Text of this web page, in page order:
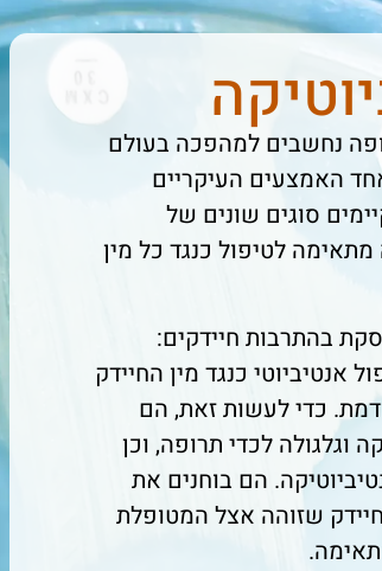
נחשבים למהפכה בעולם
האמצעים העיקריים
סוגים שונים של
מתאימה לטיפול כנגד כל מין
בהתרבות חיידקים:
כנגד מין החיידק
כדי לעשות זאת, הם
וגלגולה לכדי תרופה, וכן
הם בוחנים את
שזוהה אצל המטופלת